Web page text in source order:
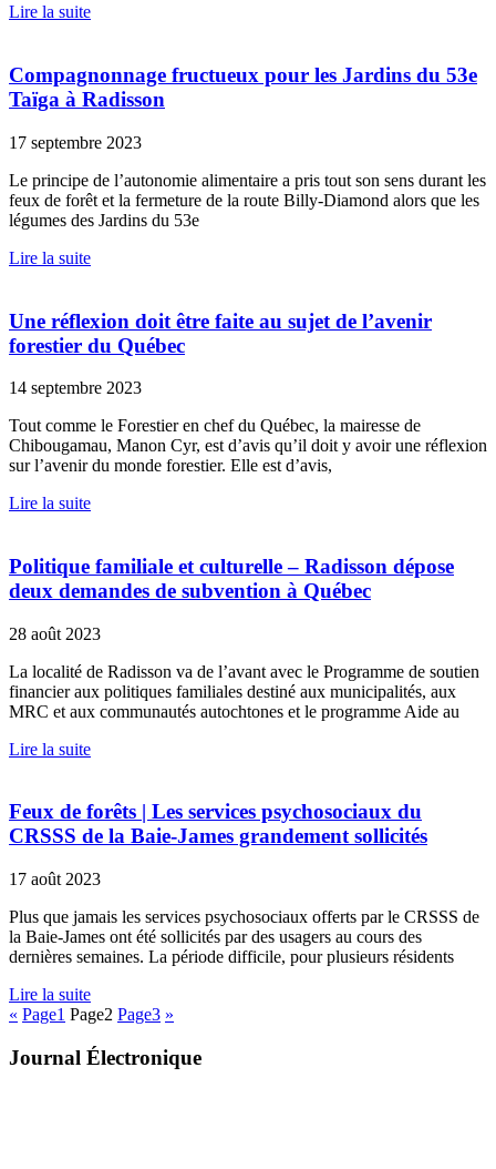
Lire la suite
Compagnonnage fructueux pour les Jardins du 53e
Taïga à Radisson
17 septembre 2023
Le principe de l’autonomie alimentaire a pris tout son sens durant les
feux de forêt et la fermeture de la route Billy-Diamond alors que les
légumes des Jardins du 53e
Lire la suite
Une réflexion doit être faite au sujet de l’avenir
forestier du Québec
14 septembre 2023
Tout comme le Forestier en chef du Québec, la mairesse de
Chibougamau, Manon Cyr, est d’avis qu’il doit y avoir une réflexion
sur l’avenir du monde forestier. Elle est d’avis,
Lire la suite
Politique familiale et culturelle – Radisson dépose
deux demandes de subvention à Québec
28 août 2023
La localité de Radisson va de l’avant avec le Programme de soutien
financier aux politiques familiales destiné aux municipalités, aux
MRC et aux communautés autochtones et le programme Aide au
Lire la suite
Feux de forêts | Les services psychosociaux du
CRSSS de la Baie-James grandement sollicités
17 août 2023
Plus que jamais les services psychosociaux offerts par le CRSSS de
la Baie-James ont été sollicités par des usagers au cours des
dernières semaines. La période difficile, pour plusieurs résidents
Lire la suite
« Page1 Page2 Page3 »
Journal Électronique